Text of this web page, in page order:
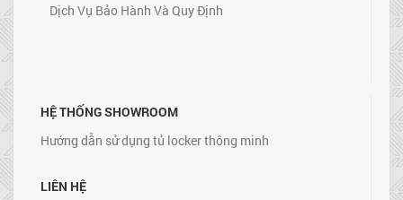
Dịch Vụ Bảo Hành Và Quy Định
HỆ THỐNG SHOWROOM
Hướng dẫn sử dụng tủ locker thông minh
LIÊN HỆ